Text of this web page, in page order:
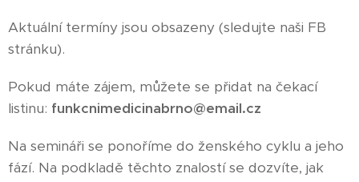
Aktuální termíny jsou obsazeny (sledujte naši FB
stránku).
Pokud máte zájem, můžete se přidat na čekací
listinu: funkcnimedicinabrno@email.cz
Na semináři se ponoříme do ženského cyklu a jeho
fází. Na podkladě těchto znalostí se dozvíte, jak